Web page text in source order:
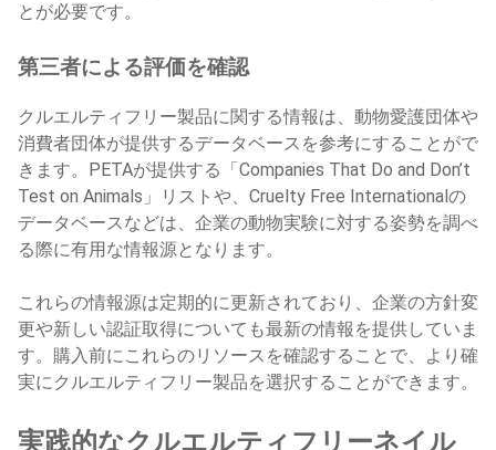
とが必要です。
第三者による評価を確認
クルエルティフリー製品に関する情報は、動物愛護団体や
消費者団体が提供するデータベースを参考にすることがで
きます。PETAが提供する「Companies That Do and Don’t
Test on Animals」リストや、Cruelty Free Internationalの
データベースなどは、企業の動物実験に対する姿勢を調べ
る際に有用な情報源となります。
これらの情報源は定期的に更新されており、企業の方針変
更や新しい認証取得についても最新の情報を提供していま
す。購入前にこれらのリソースを確認することで、より確
実にクルエルティフリー製品を選択することができます。
実践的なクルエルティフリーネイル